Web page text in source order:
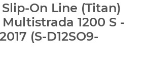
On Line (Titan)
1200 S -
(S-D12SO9-